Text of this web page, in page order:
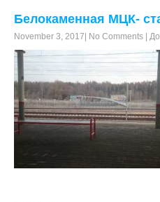
Белокаменная МЦК-
November 3, 2017| No Comments |